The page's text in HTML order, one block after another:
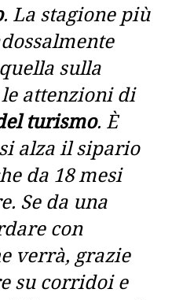
. La stagione più
sulla
attenzioni di
turismo. È
alza il sipario
da 18 mesi
Se da una
con
verrà, grazie
su corridoi e